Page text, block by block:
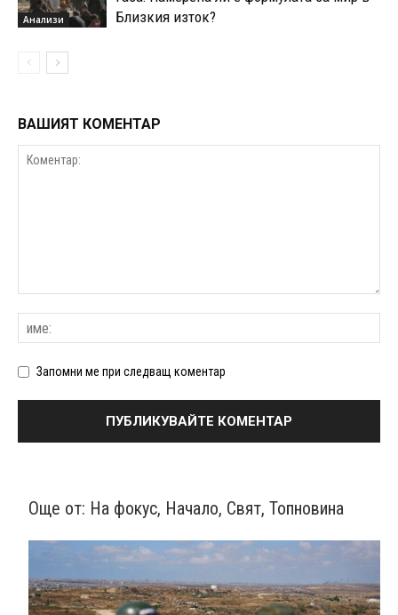
Анализи
Близкия изток?
ВАШИЯТ КОМЕНТАР
Запомни ме при следващ коментар
Още от: На фокус, Начало, Свят, Топновина